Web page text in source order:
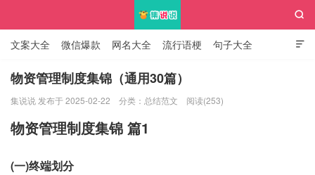

文案大全 微信爆款 网名大全 流行语梗 句子大全
知识大全

物资管理制度集锦（通用30篇）
集说说 发布于 2025-02-22 分类： 总结范文 阅读(253)
物资管理制度集锦 篇1
(一)终端划分